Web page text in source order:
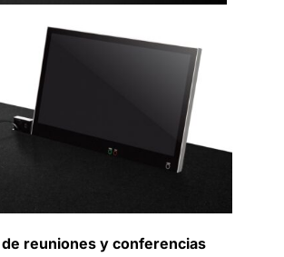
de reuniones y conferencias